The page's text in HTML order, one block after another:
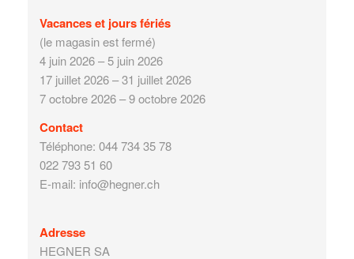
Vacances et jours fériés
(le magasin est fermé)
4 juin 2026 – 5 juin 2026
17 juillet 2026 – 31 juillet 2026
7 octobre 2026 – 9 octobre 2026
Contact
Téléphone: 044 734 35 78
022 793 51 60
E-mail: info@hegner.ch
Adresse
HEGNER SA